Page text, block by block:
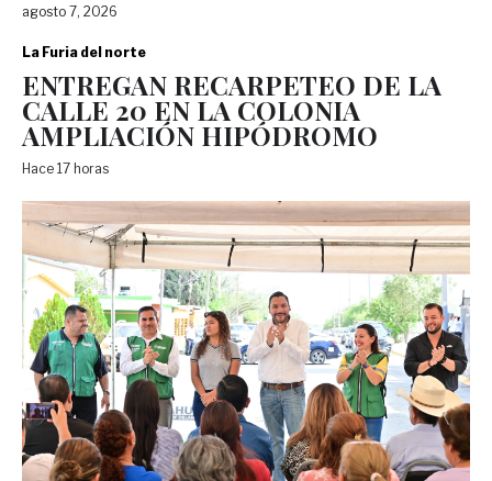
agosto 7, 2026
La Furia del norte
ENTREGAN RECARPETEO DE LA
CALLE 20 EN LA COLONIA
AMPLIACIÓN HIPÓDROMO
Hace 17 horas